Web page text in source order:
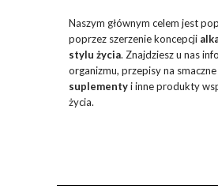
Naszym głównym celem jest
poprzez szerzenie koncepcji
stylu życia. Znajdziesz u nas
organizmu, przepisy na
suplementyi inne produkty
życia.